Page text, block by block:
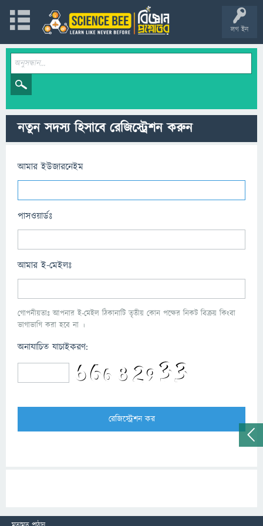
লগ ইন
নতুন সদস্য হিসাবে রেজিস্ট্রেশন করুন
আমার ইউজারনেইম
পাসওয়ার্ডঃ
আমার ই-মেইলঃ
গোপনীয়তাঃ আপনার ই-মেইল ঠিকানাটি তৃতীয় কোন পক্ষের নিকট বিক্রয় কিংবা
ভাগাভাগি করা হবে না ।
অনাযাচিত যাচাইকরণ: